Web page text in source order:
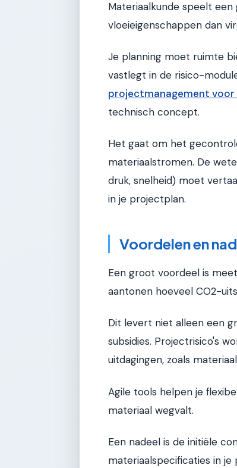
Materiaalkunde speelt
vloeieigenschappen dan
Je planning moet ruimte
vastlegt in de risico-
projectmanagement
technisch concept.
Het gaat om het
materiaalstromen. De
druk, snelheid) moet
in je projectplan.
Voordelen en
Een groot voordeel is
aantonen hoeveel CO2-
Dit levert niet alleen een
subsidies. Projectrisico's
uitdagingen, zoals
Agile tools helpen je
materiaal wegvalt.
Een nadeel is de initiële
materiaalspecificaties in